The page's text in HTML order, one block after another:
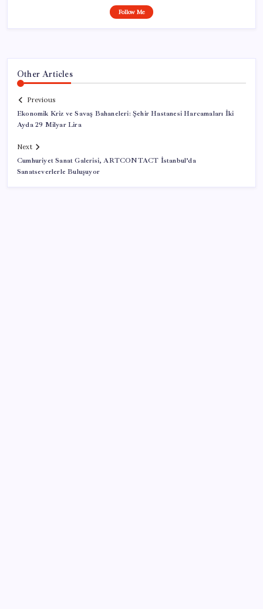
Follow Me
Other Articles
Previous
Ekonomik Kriz ve Savaş Bahaneleri: Şehir Hastanesi Harcamaları İki
Ayda 29 Milyar Lira
Next
Cumhuriyet Sanat Galerisi, ARTCONTACT İstanbul’da
Sanatseverlerle Buluşuyor